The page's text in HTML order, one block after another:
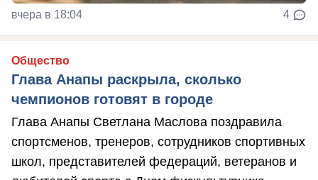
вчера в 18:04 4
Общество
Глава Анапы раскрыла, сколько
чемпионов готовят в городе
Глава Анапы Светлана Маслова поздравила
спортсменов, тренеров, сотрудников спортивных
школ, представителей федераций, ветеранов и